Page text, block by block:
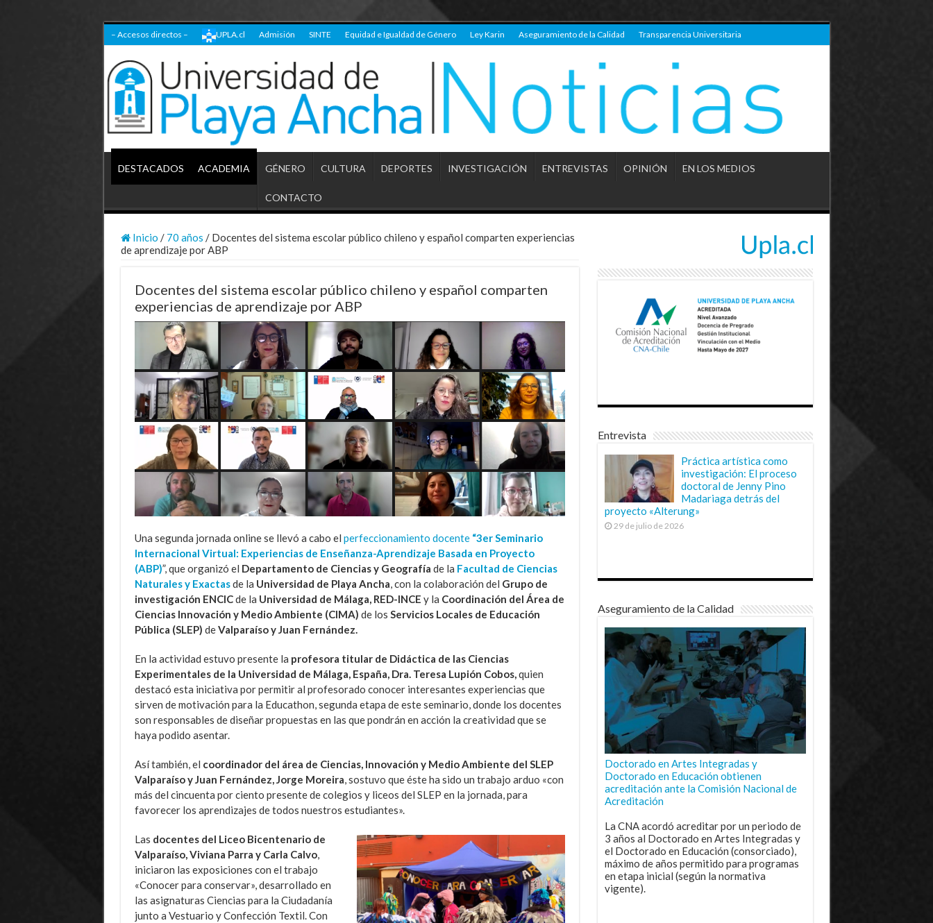
– Accesos directos – UPLA.cl Admisión SINTE Equidad e Igualdad de Género Ley Karin Aseguramiento de la Calidad Transparencia Universitaria
DESTACADOS ACADEMIA GÉNERO CULTURA DEPORTES INVESTIGACIÓN ENTREVISTAS OPINIÓN EN LOS MEDIOS
CONTACTO
Inicio / 70 años / Docentes del sistema escolar público chileno y español comparten experiencias
de aprendizaje por ABP
Docentes del sistema escolar público chileno y español comparten
experiencias de aprendizaje por ABP
Una segunda jornada online se llevó a cabo el perfeccionamiento docente “3er Seminario
Internacional Virtual: Experiencias de Enseñanza-Aprendizaje Basada en Proyecto
(ABP)”, que organizó el Departamento de Ciencias y Geografía de la Facultad de Ciencias
Naturales y Exactasde la Universidad de Playa Ancha, con la colaboración del Grupo de
investigación ENCICde la Universidad de Málaga, RED-INCE y la Coordinación del Área de
Ciencias Innovación y Medio Ambiente (CIMA) de los Servicios Locales de Educación
Pública (SLEP) deValparaíso y Juan Fernández.
En la actividad estuvo presente la profesora titular de Didáctica de las Ciencias
Experimentales de la Universidad de Málaga, España, Dra. Teresa Lupión Cobos,quien
destacó esta iniciativa por permitir al profesorado conocer interesantes experiencias que
sirven de motivación para la Educathon, segunda etapa de este seminario, donde los docentes
son responsables de diseñar propuestas en las que pondrán en acción la creatividad que se
haya podido asentar.
Así también, el coordinador del área de Ciencias, Innovación y Medio Ambiente del SLEP
Valparaíso y Juan Fernández, Jorge Moreira, sostuvo que éste ha sido un trabajo arduo «con
más del cincuenta por ciento presente de colegios y liceos del SLEP en la jornada, para
favorecer los aprendizajes de todos nuestros estudiantes».
Las docentes del Liceo Bicentenario de
Valparaíso, Viviana Parra y Carla Calvo,
iniciaron las exposiciones con el trabajo
«Conocer para conservar», desarrollado en
las asignaturas Ciencias para la Ciudadanía
junto a Vestuario y Confección Textil. Con
Entrevista
Práctica artística como
investigación: El proceso
doctoral de Jenny Pino
Madariaga detrás del
proyecto «Alterung»
29 de julio de 2026
Aseguramiento de la Calidad
Doctorado en Artes Integradas y
Doctorado en Educación obtienen
acreditación ante la Comisión Nacional de
Acreditación
La CNA acordó acreditar por un periodo de
3 años al Doctorado en Artes Integradas y
el Doctorado en Educación (consorciado),
máximo de años permitido para programas
en etapa inicial (según la normativa
vigente).